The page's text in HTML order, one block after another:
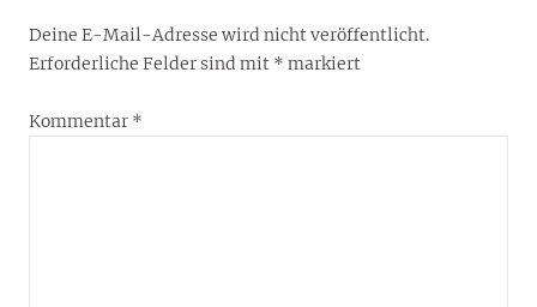
Deine E-Mail-Adresse wird nicht veröffentlicht.
Erforderliche Felder sind mit * markiert
Kommentar *